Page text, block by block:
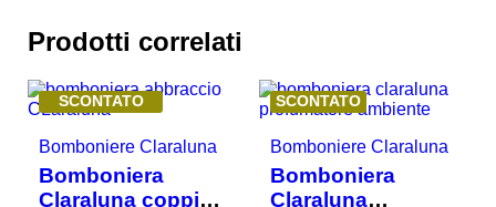
Prodotti correlati
Claraluna
SCONTATO
Bomboniere Claraluna
Bomboniera
Claraluna
SCONTATO
Bomboniera
comunione